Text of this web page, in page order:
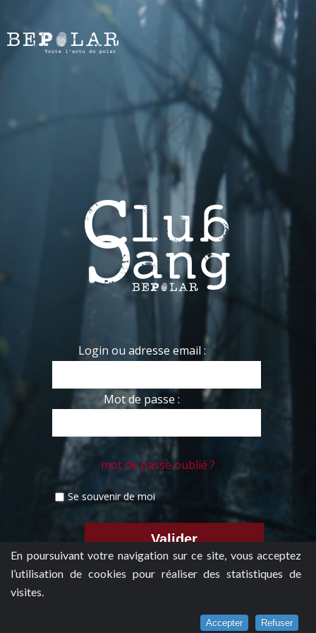
En poursuivant votre navigation sur ce site, vous acceptez
l’utilisation de cookies pour réaliser des statistiques de
visites.
Accepter Refuser
Login ou adresse email :
Mot de passe :
mot de passe oublié ?
Se souvenir de moi